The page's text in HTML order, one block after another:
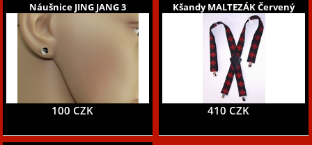
Náušnice JING JANG 3
100 CZK
Kšandy MALTEZÁK Červený
410 CZK